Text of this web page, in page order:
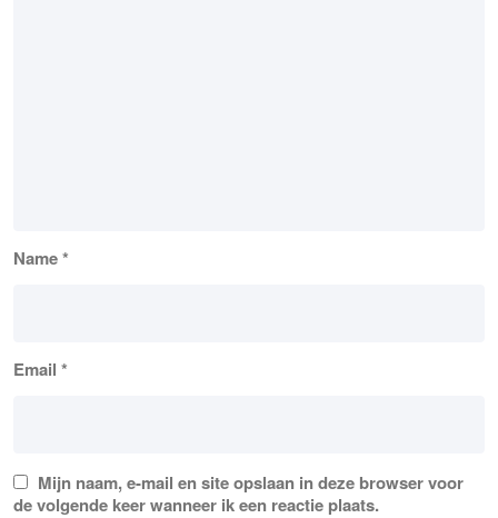
Name*
Email *
Mijn naam, e-mail en site opslaan in deze browser voor
de volgende keer wanneer ik een reactie plaats.